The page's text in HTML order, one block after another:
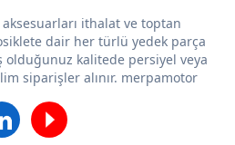
ithalat ve toptan
dair her türlü yedek parça
olduğunuz kalitede persiyel veya
siparişler alınır. merpamotor